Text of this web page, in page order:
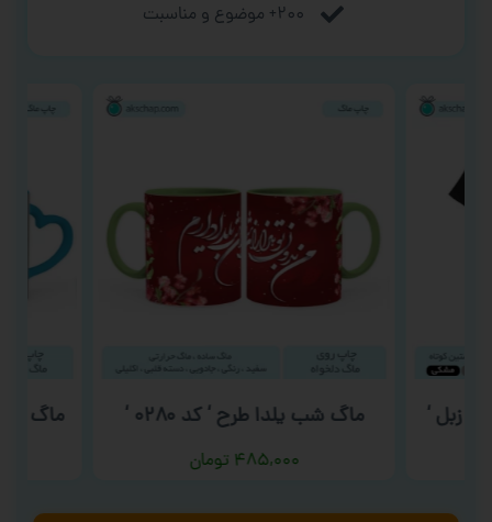
۲۰۰+ موضوع و مناسبت
زبل ‘ ماگ شب یلدا طرح ‘ کد ۰۲۸۰ ‘
۴۸۵,۰۰۰ تومان
ماگ فوتبالی